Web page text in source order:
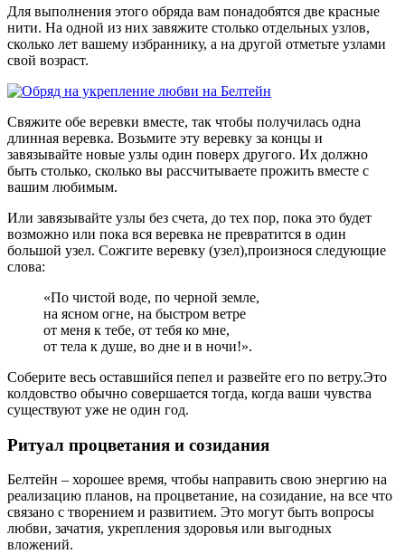
Для выполнения этого обряда вам понадобятся две красные
нити. На одной из них завяжите столько отдельных узлов,
сколько лет вашему избраннику, а на другой отметьте узлами
свой возраст.
Свяжите обе веревки вместе, так чтобы получилась одна
длинная веревка. Возьмите эту веревку за концы и
завязывайте новые узлы один поверх другого. Их должно
быть столько, сколько вы рассчитываете прожить вместе с
вашим любимым.
Или завязывайте узлы без счета, до тех пор, пока это будет
возможно или пока вся веревка не превратится в один
большой узел. Сожгите веревку (узел),произнося следующие
слова:
«По чистой воде, по черной земле,
на ясном огне, на быстром ветре
от меня к тебе, от тебя ко мне,
от тела к душе, во дне и в ночи!».
Соберите весь оставшийся пепел и развейте его по ветру.Это
колдовство обычно совершается тогда, когда ваши чувства
существуют уже не один год.
Ритуал процветания и созидания
Белтейн – хорошее время, чтобы направить свою энергию на
реализацию планов, на процветание, на созидание, на все что
связано с творением и развитием. Это могут быть вопросы
любви, зачатия, укрепления здоровья или выгодных
вложений.